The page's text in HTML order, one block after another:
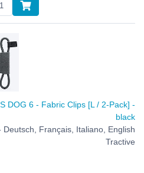
DOG 6 - Fabric Clips [L / 2-Pack] -
black
Deutsch, Français, Italiano, English
Tractive